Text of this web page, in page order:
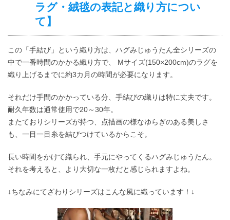
ラグ・ 絨毯の表記と織り方につい
て】
この「手結び」という織り方は、ハグみじゅうたん全シリーズの
中で一番時間のかかる織り方で、 Mサイズ(150×200cm)のラグを
織り上げるまでに約3カ月の時間が必要になります。
それだけ手間のかかっている分、手結びの織りは特に丈夫です。
耐久年数は通常使用で20～30年。
またておりシリーズが持つ、点描画の様なゆらぎのある美しさ
も、一目一目糸を結びつけているからこそ。
長い時間をかけて織られ、手元にやってくるハグみじゅうたん。
それを考えると、より大切な一枚だと感じられますよね。
↓ちなみにてざわりシリーズはこんな風に織っています！↓